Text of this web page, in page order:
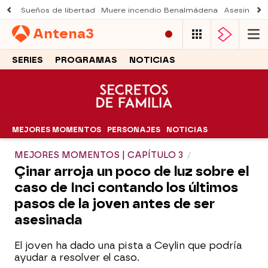
Sueños de libertad Muere incendio Benalmádena Asesinato
Antena3
SERIES PROGRAMAS NOTICIAS
MEJORES MOMENTOS PERSONAJES NOTICIAS
MEJORES MOMENTOS | CAPÍTULO 3
Çinar arroja un poco de luz sobre el
caso de Inci contando los últimos
pasos de la joven antes de ser
asesinada
El joven ha dado una pista a Ceylin que podría
ayudar a resolver el caso.